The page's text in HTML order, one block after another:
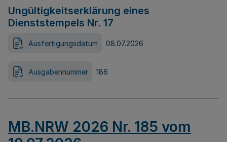
Ungültigkeitserklärung eines
Dienststempels Nr. 17
Ausfertigungsdatum 08.07.2026
Ausgabennummer 186
MB.NRW 2026 Nr. 185 vom